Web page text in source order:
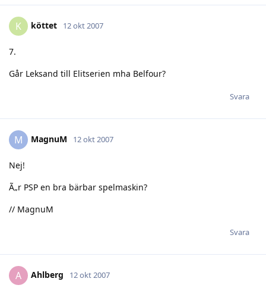
K köttet 12 okt 2007
7.
Går Leksand till Elitserien mha Belfour?
Svara
M MagnuM 12 okt 2007
Nej!
Ã„r PSP en bra bärbar spelmaskin?
// MagnuM
Svara
A Ahlberg 12 okt 2007